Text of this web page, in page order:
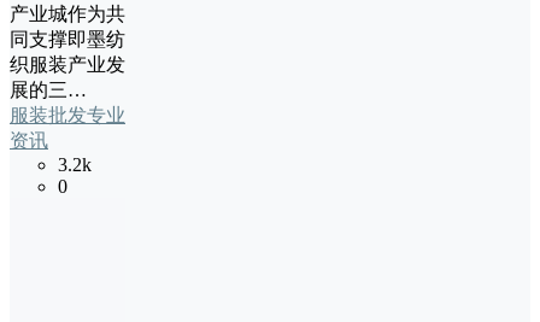
产业城作为共
同支撑即墨纺
织服装产业发
展的三…
服装批发专业
资讯
3.2k
0